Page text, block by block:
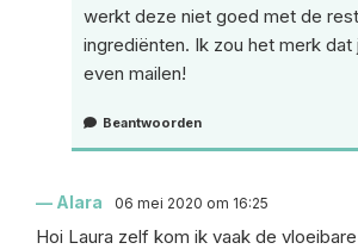
werkt deze niet goed met de
ingrediënten. Ik zou het merk
even mailen!
Beantwoorden
Alara 06 mei 2020 om 16:25
Hoi Laura zelf kom ik vaak de